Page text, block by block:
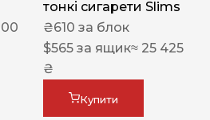
тонкі сигарети Slims
₴610 за блок
$565 за ящик≈ 25 425
₴
Купити